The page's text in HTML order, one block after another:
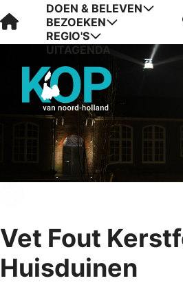
Visit Kop van Holland
DOEN & BELEVEN
BEZOEKEN
REGIO'S
UITAGENDA
Vet Fout
Huisduinen